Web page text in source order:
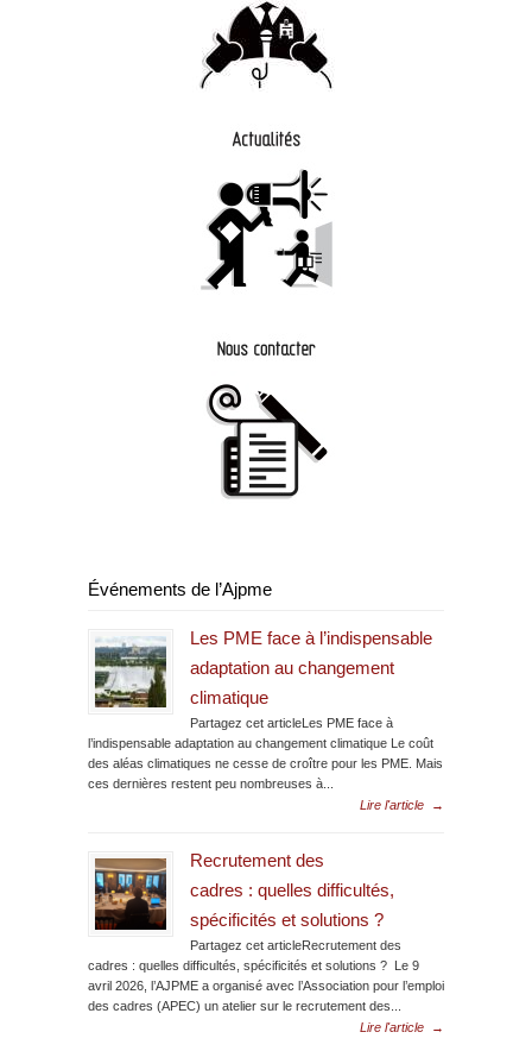
Événements de l’Ajpme
Les PME face à l’indispensable
adaptation au changement
climatique
Partagez cet articleLes PME face à
l’indispensable adaptation au changement climatique Le coût
des aléas climatiques ne cesse de croître pour les PME. Mais
ces dernières restent peu nombreuses à...
Lire l'article
→
Recrutement des
cadres : quelles difficultés,
spécificités et solutions ?
Partagez cet articleRecrutement des
cadres : quelles difficultés, spécificités et solutions ? Le 9
avril 2026, l’AJPME a organisé avec l’Association pour l’emploi
des cadres (APEC) un atelier sur le recrutement des...
Lire l'article
→